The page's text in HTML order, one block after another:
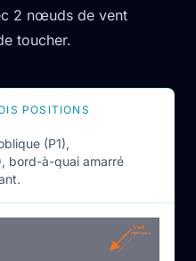
2 nœuds de vent
toucher.
POSITIONS
(P1),
bord-à-quai amarré
Vent
(NE travers)